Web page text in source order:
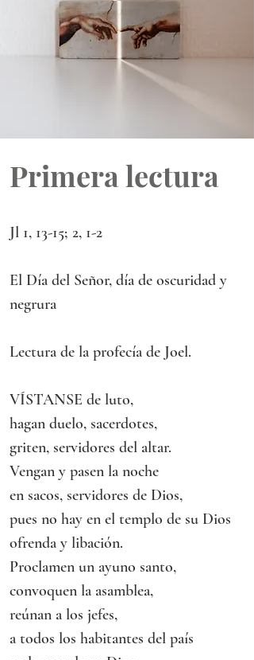
Primera lectura
Jl 1, 13-15; 2, 1-2
El Día del Señor, día de oscuridad y
negrura
Lectura de la profecía de Joel.
VÍSTANSE de luto,
hagan duelo, sacerdotes,
griten, servidores del altar.
Vengan y pasen la noche
en sacos, servidores de Dios,
pues no hay en el templo de su Dios
ofrenda y libación.
Proclamen un ayuno santo,
convoquen la asamblea,
reúnan a los jefes,
a todos los habitantes del país